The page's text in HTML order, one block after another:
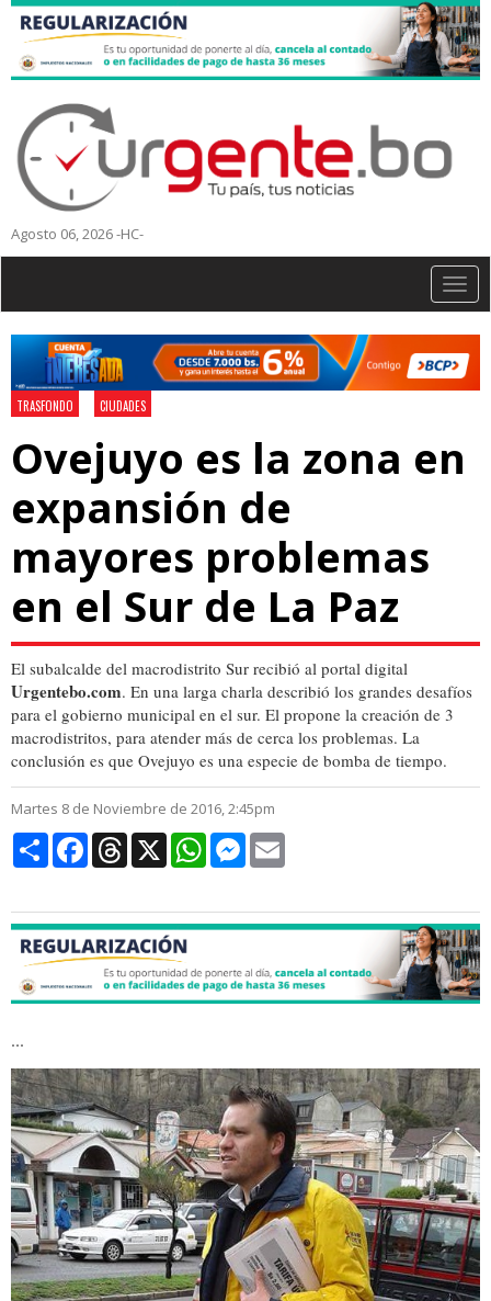
Agosto 06, 2026 -HC-
TRASFONDO CIUDADES
Ovejuyo es la zona en
expansión de
mayores problemas
en el Sur de La Paz
El subalcalde del macrodistrito Sur recibió al portal digital
Urgentebo.com. En una larga charla describió los grandes desafíos
para el gobierno municipal en el sur. El propone la creación de 3
macrodistritos, para atender más de cerca los problemas. La
conclusión es que Ovejuyo es una especie de bomba de tiempo.
Martes 8 de Noviembre de 2016, 2:45pm
CompartirFacebookThreads
X WhatsAppMessenger
...
oscar.sogliano.jpg